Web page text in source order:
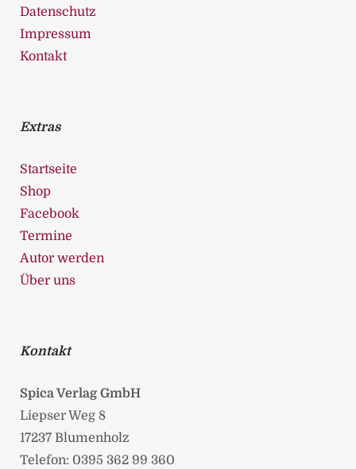
Datenschutz
Impressum
Kontakt
Extras
Startseite
Shop
Facebook
Termine
Autor werden
Über uns
Kontakt
Spica Verlag GmbH
Liepser Weg 8
17237 Blumenholz
Telefon: 0395 362 99 360